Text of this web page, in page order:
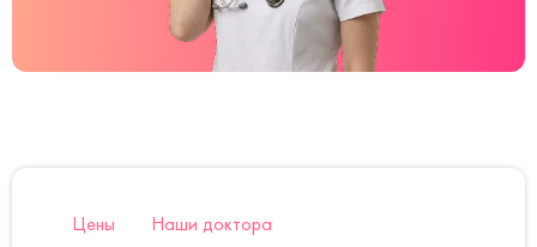
Цены Наши доктора